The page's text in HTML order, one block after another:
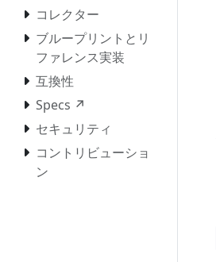
コレクター
ブループリントとリ
ファレンス実装
互換性
Specs ↗
セキュリティ
コントリビューショ
ン